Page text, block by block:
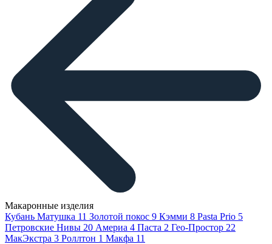
Макаронные изделия
Кубань Матушка 11 Золотой покос 9 Кэмми 8 Pasta Prio 5
Петровские Нивы 20 Америа 4 Паста 2 Гео-Простор 22
МакЭкстра 3 Роллтон 1 Макфа 11